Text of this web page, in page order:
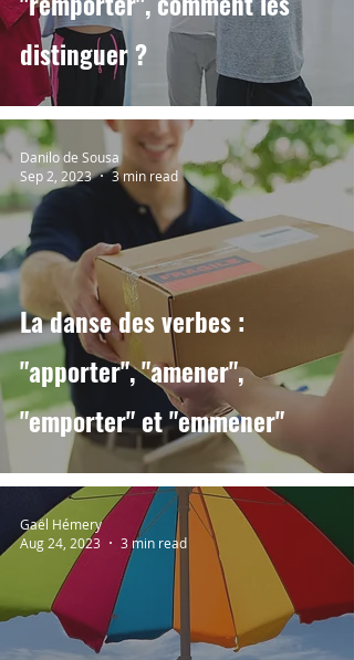
distinguer ?
La danse des verbes :
"apporter", "amener",
"emporter" et "emmener"
Danilo de Sousa
Sep 2, 2023
3 min read
Gaël Hémery
Aug 24, 2023
3 min read